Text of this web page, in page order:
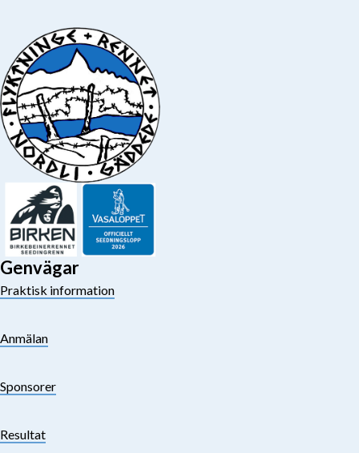
Genvägar
Praktisk information
Anmälan
Sponsorer
Resultat